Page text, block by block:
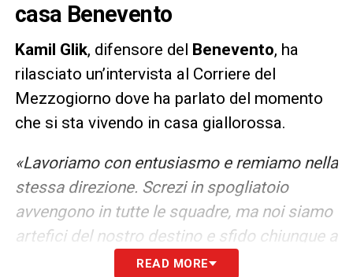
casa Benevento
Kamil Glik, difensore del Benevento, ha
rilasciato un’intervista al Corriere del
Mezzogiorno dove ha parlato del momento
che si sta vivendo in casa giallorossa.
«Lavoriamo con entusiasmo e remiamo nella
stessa direzione. Screzi in spogliatoio
avvengono in tutte le squadre, ma noi siamo
artefici del nostro destino e sfido chiunque a
inizio campionato a sistemarci dove siamo
READ MORE